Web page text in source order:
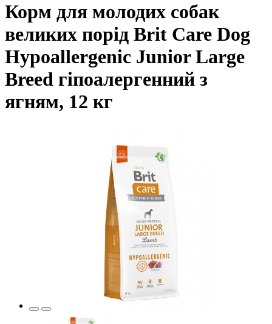
Корм для молодих собак
великих порід Brit Care Dog
Hypoallergenic Junior Large
Breed гіпоалергенний з
ягням, 12 кг